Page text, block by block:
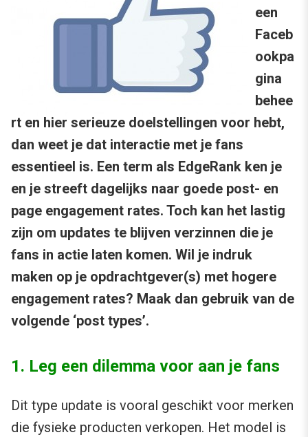
een
Faceb
ookpa
gina
behee
rt en hier serieuze doelstellingen voor hebt,
dan weet je dat interactie met je fans
essentieel is. Een term als EdgeRank ken je
en je streeft dagelijks naar goede post- en
page engagement rates. Toch kan het lastig
zijn om updates te blijven verzinnen die je
fans in actie laten komen. Wil je indruk
maken op je opdrachtgever(s) met hogere
engagement rates? Maak dan gebruik van de
volgende ‘post types’.
1. Leg een dilemma voor aan je fans
Dit type update is vooral geschikt voor merken
die fysieke producten verkopen. Het model is